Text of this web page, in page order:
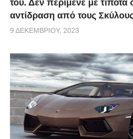
του. Δεν περίμενε με
αντίδραση από τους
9 ΔΕΚΕΜΒΡΊΟΥ, 2023